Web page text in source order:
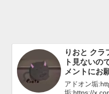
りおと クラ
ト見ないの
メントにお
アドオン垢